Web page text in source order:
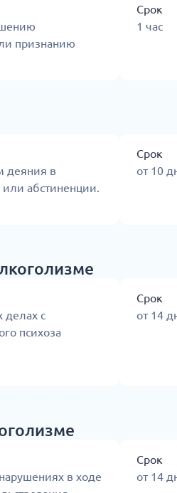
признанию
Срок
1 час
деяния в
или абстиненции.
Срок
от 10
делах с
психоза
Срок
от 14
в ходе
Срок
от 14